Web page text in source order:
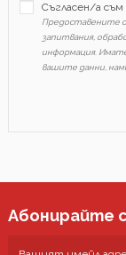
Съгласен/а
Предоставените
запитвания,
информация.
вашите данни,
Абонирайте